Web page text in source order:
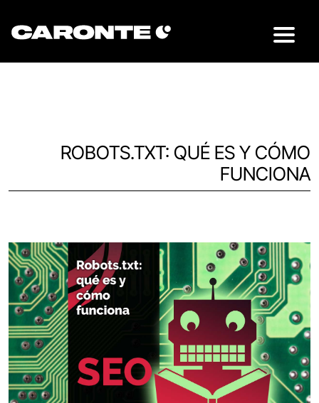
ROBOTS.TXT: QUÉ ES Y CÓMO
FUNCIONA